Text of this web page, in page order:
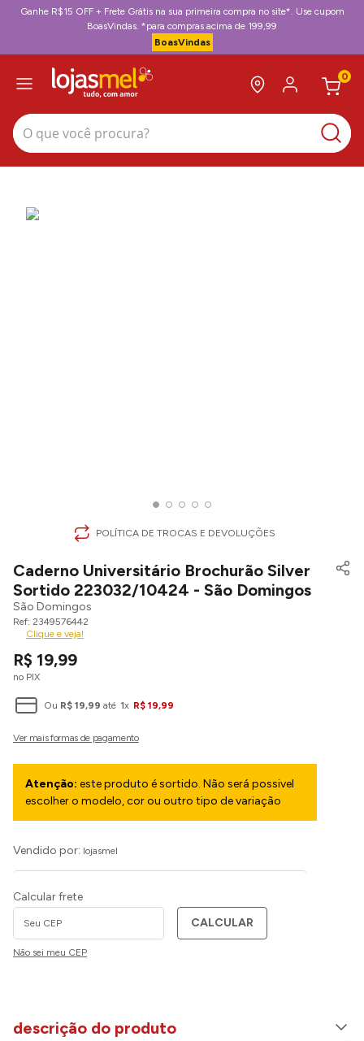
Ganhe R$15 OFF + Frete Grátis na sua primeira compra no site*. Use cupom
BoasVindas. *para compras acima de 199,99
BoasVindas
0
O que você procura?
POLÍTICA DE TROCAS E DEVOLUÇÕES
Caderno Universitário Brochurão Silver
Sortido 223032/10424 - São Domingos
São Domingos
2349576442
Clique e veja!
R$ 19,99
no PIX
Ou R$ 19,99 até 1x R$ 19,99
Atenção: este produto é sortido. Não será possivel
escolher o modelo, cor ou outro tipo de variação
Vendido por: lojasmel
Calcular frete
CALCULAR
Não sei meu CEP
descrição do produto